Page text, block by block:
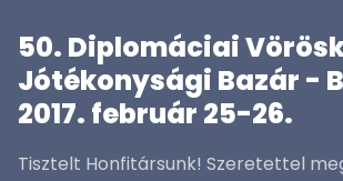
50. Diplomáciai
Jótékonysági Bazár -
2017. február 25-26.
Tisztelt Honfitársunk! Szeretettel